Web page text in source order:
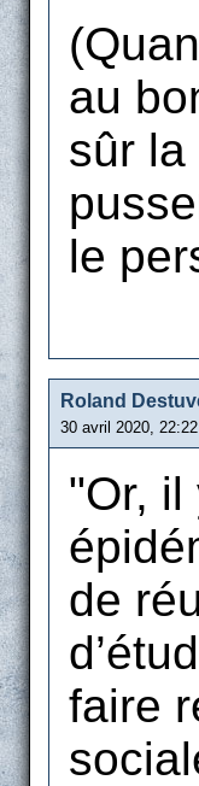
au
sûr la
le
Roland
30 avril 2020,
"Or,
de
faire